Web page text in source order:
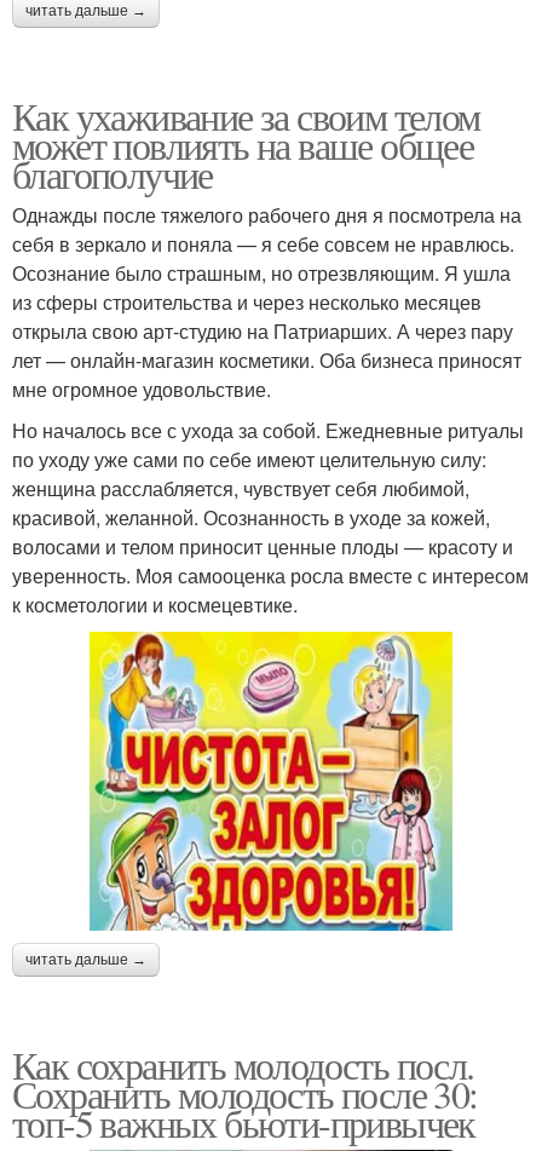
читать дальше →
Как ухаживание за своим телом
может повлиять на ваше общее
благополучие
Однажды после тяжелого рабочего дня я посмотрела на
себя в зеркало и поняла — я себе совсем не нравлюсь.
Осознание было страшным, но отрезвляющим. Я ушла
из сферы строительства и через несколько месяцев
открыла свою арт-студию на Патриарших. А через пару
лет — онлайн-магазин косметики. Оба бизнеса приносят
мне огромное удовольствие.
Но началось все с ухода за собой. Ежедневные ритуалы
по уходу уже сами по себе имеют целительную силу:
женщина расслабляется, чувствует себя любимой,
красивой, желанной. Осознанность в уходе за кожей,
волосами и телом приносит ценные плоды — красоту и
уверенность. Моя самооценка росла вместе с интересом
к косметологии и космецевтике.
читать дальше →
Как сохранить молодость посл.
Сохранить молодость после 30:
топ-5 важных бьюти-привычек